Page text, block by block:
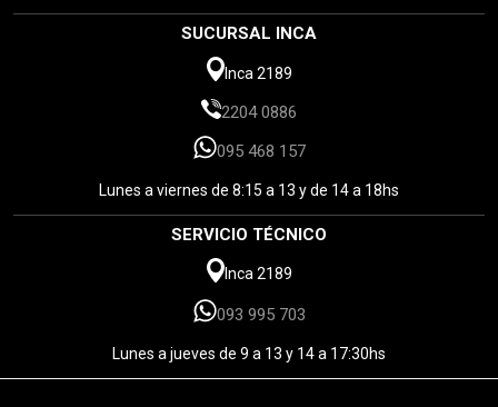
SUCURSAL INCA
Inca 2189
2204 0886
095 468 157
Lunes a viernes de 8:15 a 13 y de 14 a 18hs
SERVICIO TÉCNICO
Inca 2189
093 995 703
Lunes a jueves de 9 a 13 y 14 a 17:30hs